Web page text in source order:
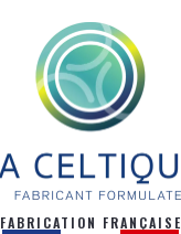
FABRICATION FRANÇAISE